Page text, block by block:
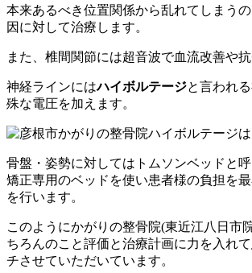
本来あるべき位置関係から乱れてしまう
因に対して治療します。
また、椎間関節には超音波で血流改善や抗
神経ラインにはハイボルテージと言われ
殊な電圧を加えます。
骨盤・姿勢に対してはトムソンベッドと
矯正専用のベッドを使い患者様の負担を
を行います。
このようにかがりの整骨院(東近江八日市
ちろんのこと評価と治療計画に力を入れて
チさせていただいています。